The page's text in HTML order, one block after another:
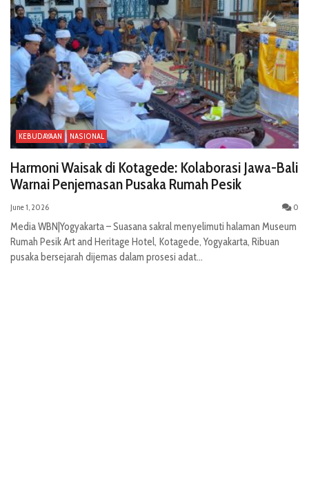
KEBUDAYAAN NASIONAL
Harmoni Waisak di Kotagede: Kolaborasi Jawa-Bali
Warnai Penjemasan Pusaka Rumah Pesik
June 1, 2026 0
Media WBN|Yogyakarta – Suasana sakral menyelimuti halaman Museum
Rumah Pesik Art and Heritage Hotel, Kotagede, Yogyakarta, Ribuan
pusaka bersejarah dijemas dalam prosesi adat...